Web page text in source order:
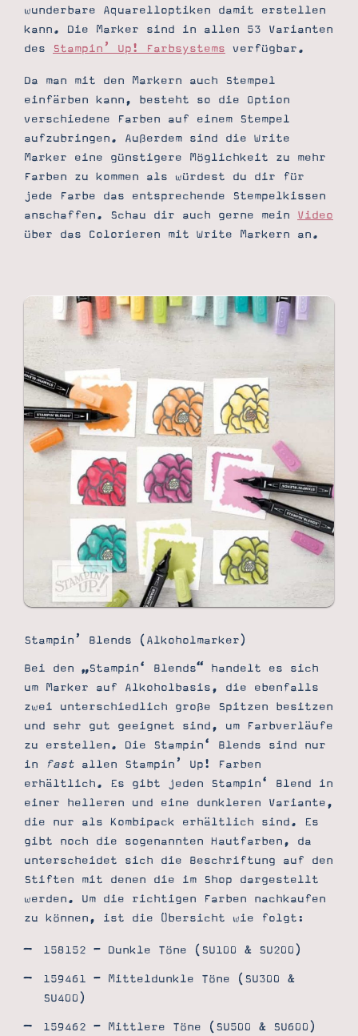
wunderbare Aquarelloptiken damit erstellen
kann. Die Marker sind in allen 53 Varianten
des Stampin’ Up! Farbsystems verfügbar.
Da man mit den Markern auch Stempel
einfärben kann, besteht so die Option
verschiedene Farben auf einem Stempel
aufzubringen. Außerdem sind die Write
Marker eine günstigere Möglichkeit zu mehr
Farben zu kommen als würdest du dir für
jede Farbe das entsprechende Stempelkissen
anschaffen. Schau dir auch gerne mein Video
über das Colorieren mit Write Markern an.
Stampin’ Blends (Alkoholmarker)
Bei den „Stampin‘ Blends“ handelt es sich
um Marker auf Alkoholbasis, die ebenfalls
zwei unterschiedlich große Spitzen besitzen
und sehr gut geeignet sind, um Farbverläufe
zu erstellen. Die Stampin‘ Blends sind nur
in
fast allen Stampin’ Up! Farben
erhältlich. Es gibt jeden Stampin‘ Blend in
einer helleren und eine dunkleren Variante,
die nur als Kombipack erhältlich sind. Es
gibt noch die sogenannten Hautfarben, da
unterscheidet sich die Beschriftung auf den
Stiften mit denen die im Shop dargestellt
werden. Um die richtigen Farben nachkaufen
zu können, ist die Übersicht wie folgt:
158152 – Dunkle Töne (SU100 & SU200)
159461 – Mitteldunkle Töne (SU300 &
SU400)
159462 – Mittlere Töne (SU500 & SU600)